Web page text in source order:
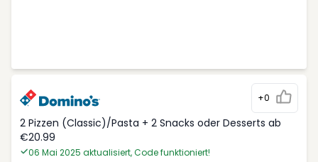
+0
2 Pizzen (Classic)/Pasta + 2 Snacks oder Desserts ab
€20.99
06 Mai 2025 aktualisiert, Code funktioniert!